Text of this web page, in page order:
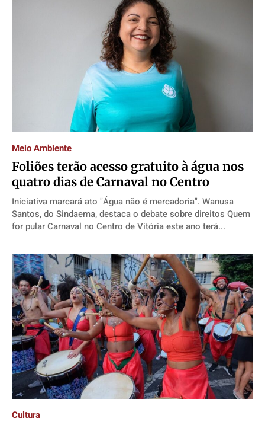
Meio Ambiente
Foliões terão acesso gratuito à água nos
quatro dias de Carnaval no Centro
Iniciativa marcará ato "Água não é mercadoria". Wanusa
Santos, do Sindaema, destaca o debate sobre direitos Quem
for pular Carnaval no Centro de Vitória este ano terá...
Cultura